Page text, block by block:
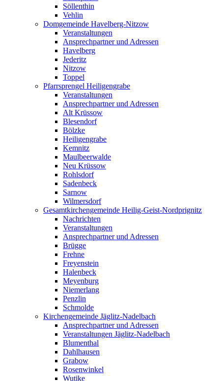
Söllenthin
Vehlin
Domgemeinde Havelberg-Nitzow
Veranstaltungen
Ansprechpartner und Adressen
Havelberg
Jederitz
Nitzow
Toppel
Pfarrsprengel Heiligengrabe
Veranstaltungen
Ansprechpartner und Adressen
Alt Krüssow
Blesendorf
Bölzke
Heiligengrabe
Kemnitz
Maulbeerwalde
Neu Krüssow
Rohlsdorf
Sadenbeck
Sarnow
Wilmersdorf
Gesamtkirchengemeinde Heilig-Geist-Nordprignitz
Nachrichten
Veranstaltungen
Ansprechpartner und Adressen
Brügge
Frehne
Freyenstein
Halenbeck
Meyenburg
Niemerlang
Penzlin
Schmolde
Kirchengemeinde Jäglitz-Nadelbach
Ansprechpartner und Adressen
Veranstaltungen Jäglitz-Nadelbach
Blumenthal
Dahlhausen
Grabow
Rosenwinkel
Wutike